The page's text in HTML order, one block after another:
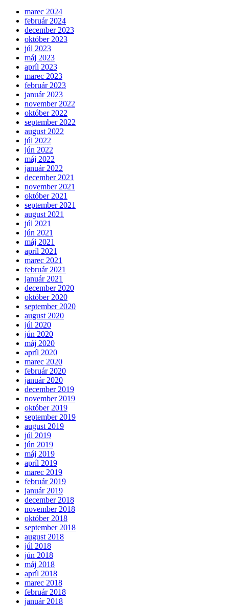
marec 2024
február 2024
december 2023
október 2023
júl 2023
máj 2023
apríl 2023
marec 2023
február 2023
január 2023
november 2022
október 2022
september 2022
august 2022
júl 2022
jún 2022
máj 2022
január 2022
december 2021
november 2021
október 2021
september 2021
august 2021
júl 2021
jún 2021
máj 2021
apríl 2021
marec 2021
február 2021
január 2021
december 2020
október 2020
september 2020
august 2020
júl 2020
jún 2020
máj 2020
apríl 2020
marec 2020
február 2020
január 2020
december 2019
november 2019
október 2019
september 2019
august 2019
júl 2019
jún 2019
máj 2019
apríl 2019
marec 2019
február 2019
január 2019
december 2018
november 2018
október 2018
september 2018
august 2018
júl 2018
jún 2018
máj 2018
apríl 2018
marec 2018
február 2018
január 2018